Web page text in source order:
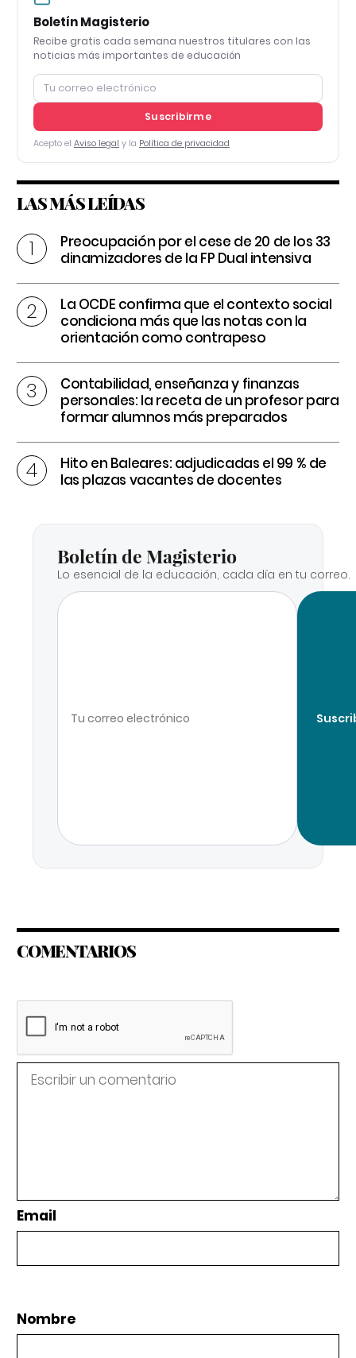
Boletín Magisterio
Recibe gratis cada semana nuestros titulares con las
noticias más importantes de educación
Suscribirme
Acepto el Aviso legal y la Política de privacidad
LAS MÁS LEÍDAS
Preocupación por el cese de 20 de los 33
dinamizadores de la FP Dual intensiva
La OCDE confirma que el contexto social
condiciona más que las notas con la
orientación como contrapeso
Contabilidad, enseñanza y finanzas
personales: la receta de un profesor para
formar alumnos más preparados
Hito en Baleares: adjudicadas el 99 % de
las plazas vacantes de docentes
Boletín de Magisterio
Lo esencial de la educación, cada día en tu correo.
COMENTARIOS
Email
Nombre